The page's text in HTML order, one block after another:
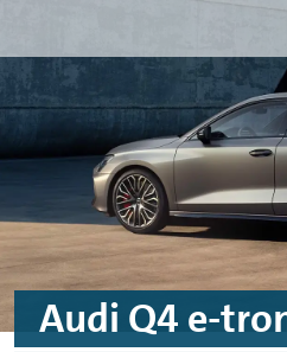
Przejdź do treści
Przejdź do konfiguratora
Przejdź do stopki
Firma
Klient indywidualny
Audi Q4 e-